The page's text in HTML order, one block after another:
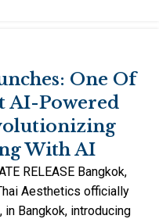
One Of
AI-Powered
With AI
RELEASE Bangkok,
Aesthetics officially
in Bangkok, introducing